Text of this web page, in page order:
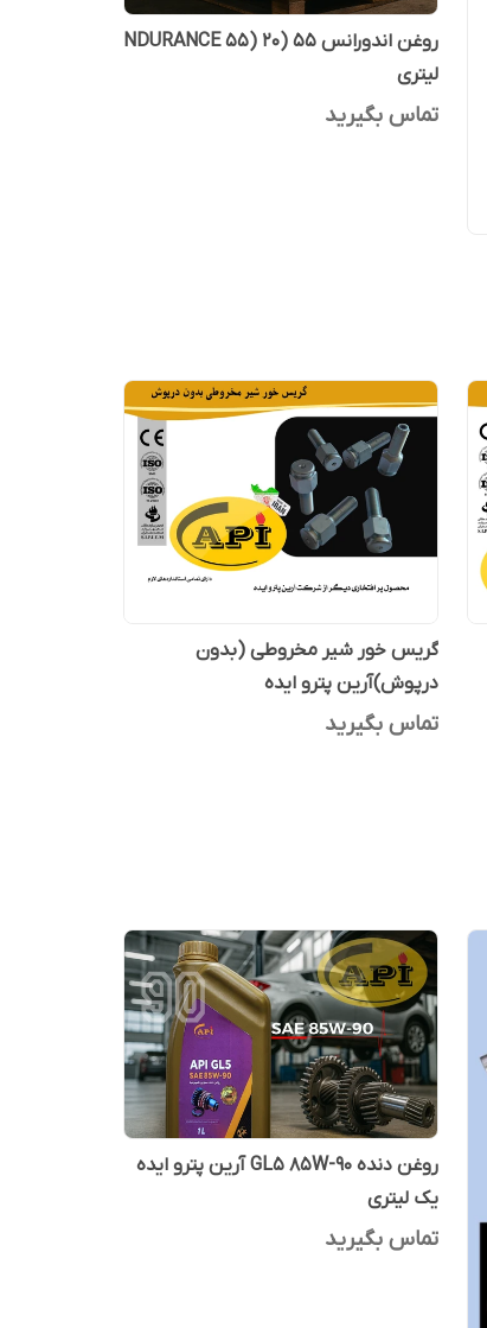
روغن اندورانس 55 (NDURANCE 55) 20
لیتری
تماس بگیرید
گریس خور شیر مخروطی (بدون
درپوش)آرین پترو ایده
تماس بگیرید
روغن دنده GL5 85W-90 آرین پترو ایده
یک لیتری
تماس بگیرید